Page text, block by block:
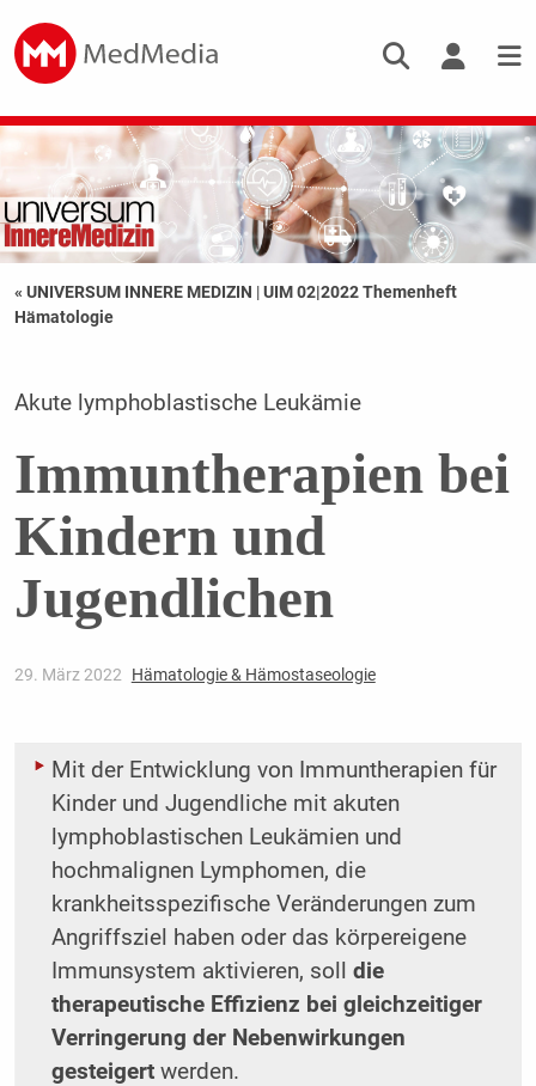
« UNIVERSUM INNERE MEDIZIN |UIM 02|2022 Themenheft
Hämatologie
Akute lymphoblastische Leukämie
Immuntherapien bei
Kindern und
Jugendlichen
29. März 2022 Hämatologie & Hämostaseologie
Mit der Entwicklung von Immuntherapien für
Kinder und Jugendliche mit akuten
lymphoblastischen Leukämien und
hochmalignen Lymphomen, die
krankheitsspezifische Veränderungen zum
Angriffsziel haben oder das körpereigene
Immunsystem aktivieren, soll die
therapeutische Effizienz bei gleichzeitiger
Verringerung der Nebenwirkungen
gesteigertwerden.